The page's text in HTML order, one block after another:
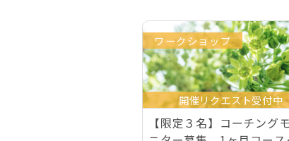
ワークショップ
開催リクエスト受付中
【限定３名】コーチングモ